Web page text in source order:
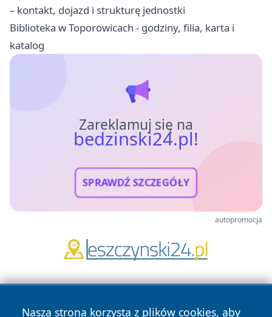
– kontakt, dojazd i strukturę jednostki
Biblioteka w Toporowicach - godziny, filia, karta i
katalog
Zareklamuj się na
bedzinski24.pl!
SPRAWDŹ SZCZEGÓŁY
autopromocja
Nasza strona korzysta z plików cookies, aby